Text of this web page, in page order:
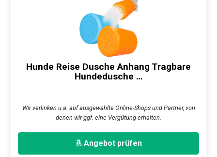
Hunde Reise Dusche Anhang Tragbare
Hundedusche …
Wir verlinken u.a. auf ausgewählte Online-Shops und Partner, von
denen wir ggf. eine Vergütung erhalten.
Angebot prüfen